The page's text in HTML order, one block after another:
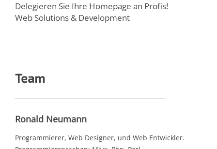
Delegieren Sie Ihre Homepage an Profis!
Web Solutions & Development
Team
Ronald Neumann
Programmierer, Web Designer, und Web Entwickler.